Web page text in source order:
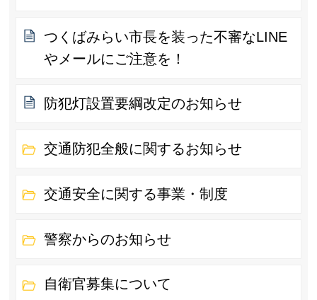
つくばみらい市長を装った不審なLINE
やメールにご注意を！
防犯灯設置要綱改定のお知らせ
交通防犯全般に関するお知らせ
交通安全に関する事業・制度
警察からのお知らせ
自衛官募集について